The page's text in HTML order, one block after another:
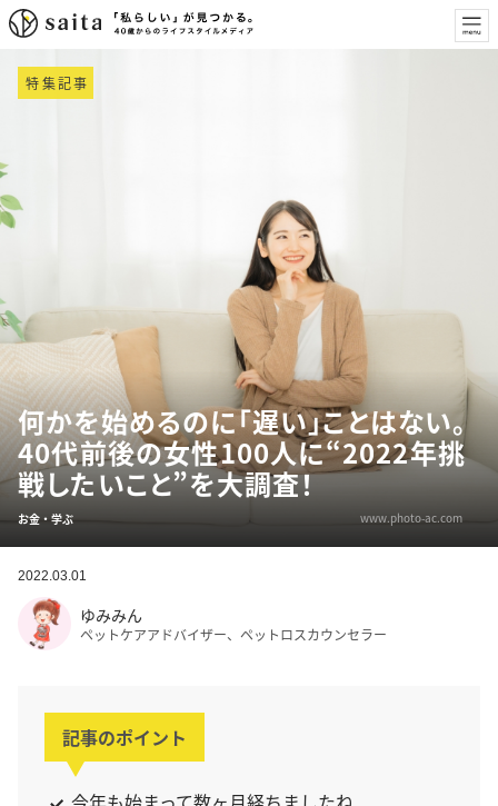
特集記事
何かを始めるのに「遅い」ことはない。
40代前後の女性100人に“2022年挑
戦したいこと”を大調査！
お金・学ぶ www.photo-ac.com
2022.03.01
ゆみみん
ペットケアアドバイザー、ペットロスカウンセラー
記事のポイント